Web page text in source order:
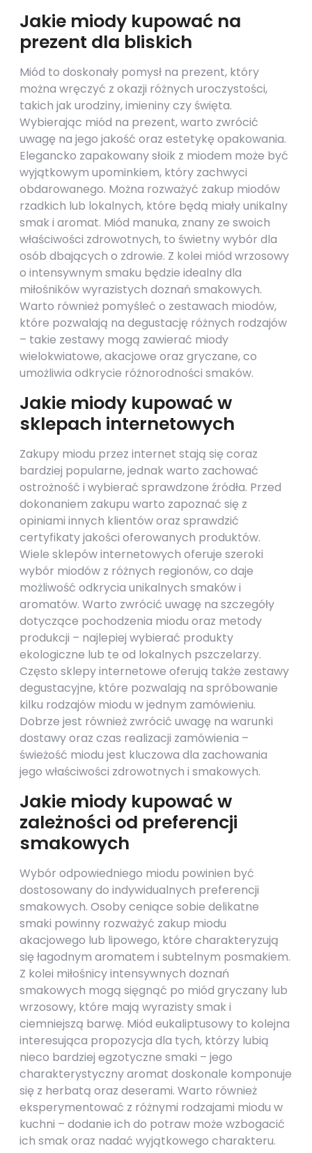
Jakie miody kupować na
prezent dla bliskich
Miód to doskonały pomysł na prezent, który
można wręczyć z okazji różnych uroczystości,
takich jak urodziny, imieniny czy święta.
Wybierając miód na prezent, warto zwrócić
uwagę na jego jakość oraz estetykę opakowania.
Elegancko zapakowany słoik z miodem może być
wyjątkowym upominkiem, który zachwyci
obdarowanego. Można rozważyć zakup miodów
rzadkich lub lokalnych, które będą miały unikalny
smak i aromat. Miód manuka, znany ze swoich
właściwości zdrowotnych, to świetny wybór dla
osób dbających o zdrowie. Z kolei miód wrzosowy
o intensywnym smaku będzie idealny dla
miłośników wyrazistych doznań smakowych.
Warto również pomyśleć o zestawach miodów,
które pozwalają na degustację różnych rodzajów
– takie zestawy mogą zawierać miody
wielokwiatowe, akacjowe oraz gryczane, co
umożliwia odkrycie różnorodności smaków.
Jakie miody kupować w
sklepach internetowych
Zakupy miodu przez internet stają się coraz
bardziej popularne, jednak warto zachować
ostrożność i wybierać sprawdzone źródła. Przed
dokonaniem zakupu warto zapoznać się z
opiniami innych klientów oraz sprawdzić
certyfikaty jakości oferowanych produktów.
Wiele sklepów internetowych oferuje szeroki
wybór miodów z różnych regionów, co daje
możliwość odkrycia unikalnych smaków i
aromatów. Warto zwrócić uwagę na szczegóły
dotyczące pochodzenia miodu oraz metody
produkcji – najlepiej wybierać produkty
ekologiczne lub te od lokalnych pszczelarzy.
Często sklepy internetowe oferują także zestawy
degustacyjne, które pozwalają na spróbowanie
kilku rodzajów miodu w jednym zamówieniu.
Dobrze jest również zwrócić uwagę na warunki
dostawy oraz czas realizacji zamówienia –
świeżość miodu jest kluczowa dla zachowania
jego właściwości zdrowotnych i smakowych.
Jakie miody kupować w
zależności od preferencji
smakowych
Wybór odpowiedniego miodu powinien być
dostosowany do indywidualnych preferencji
smakowych. Osoby ceniące sobie delikatne
smaki powinny rozważyć zakup miodu
akacjowego lub lipowego, które charakteryzują
się łagodnym aromatem i subtelnym posmakiem.
Z kolei miłośnicy intensywnych doznań
smakowych mogą sięgnąć po miód gryczany lub
wrzosowy, które mają wyrazisty smak i
ciemniejszą barwę. Miód eukaliptusowy to kolejna
interesująca propozycja dla tych, którzy lubią
nieco bardziej egzotyczne smaki – jego
charakterystyczny aromat doskonale komponuje
się z herbatą oraz deserami. Warto również
eksperymentować z różnymi rodzajami miodu w
kuchni – dodanie ich do potraw może wzbogacić
ich smak oraz nadać wyjątkowego charakteru.